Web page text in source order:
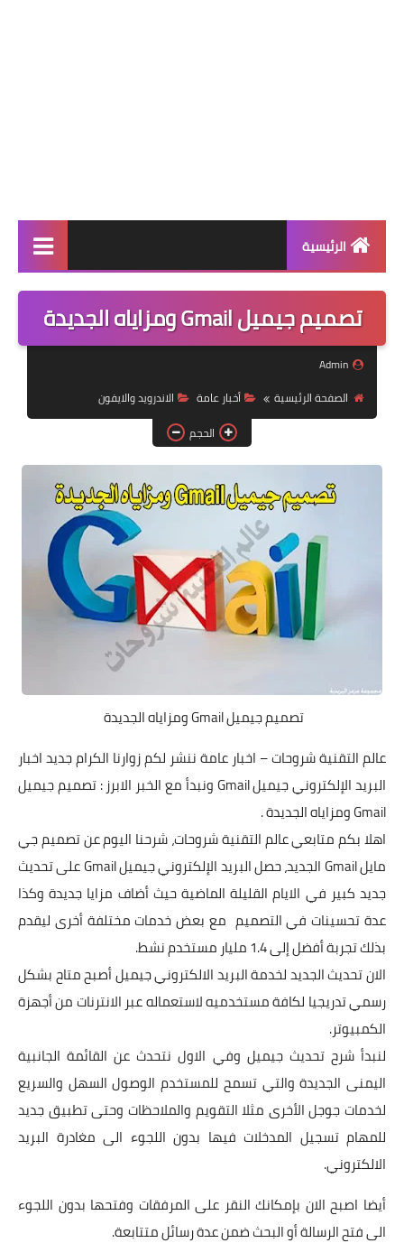
الرئيسية
قسم البرامج
العاب
مواقع
تطبيقات الاطفال
تصميم جيميل Gmail ومزاياه الجديدة
Admin
الصفحة الرئيسية
أخبار عامة
الاندرويد والايفون
الحجم
تصميم جيميل Gmail ومزاياه الجديدة
عالم التقنية شروحات – اخبار عامة ننشر لكم زوارنا الكرام جديد اخبار
البريد الإلكتروني جيميل Gmail ونبدأ مع الخبر الابرز : تصميم جيميل
Gmail ومزاياه الجديدة .
اهلا بكم متابعي عالم التقنية شروحات، شرحنا اليوم عن تصميم جي
مايل Gmail الجديد، حصل البريد الإلكتروني جيميل Gmail على تحديث
جديد كبير في الايام القليلة الماضية حيث أضاف مزايا جديدة وكذا
عدة تحسينات في التصميم مع بعض خدمات مختلفة أخرى ليقدم
بذلك تجربة أفضل إلى 1.4 مليار مستخدم نشط.
الان تحديث الجديد لخدمة البريد الالكتروني جيميل أصبح متاح بشكل
رسمي تدريجيا لكافة مستخدميه لاستعماله عبر الانترنات من أجهزة
الكمبيوتر.
لنبدأ شرح تحديث جيميل وفي الاول نتحدث عن القائمة الجانبية
اليمنى الجديدة والتي تسمح للمستخدم الوصول السهل والسريع
لخدمات جوجل الأخرى مثلا التقويم والملاحظات وحتى تطبيق جديد
للمهام تسجيل المدخلات فيها بدون اللجوء الى مغادرة البريد
الالكتروني.
أيضا اصبح الان بإمكانك النقر على المرفقات وفتحها بدون اللجوء
الى فتح الرسالة أو البحث ضمن عدة رسائل متتابعة.